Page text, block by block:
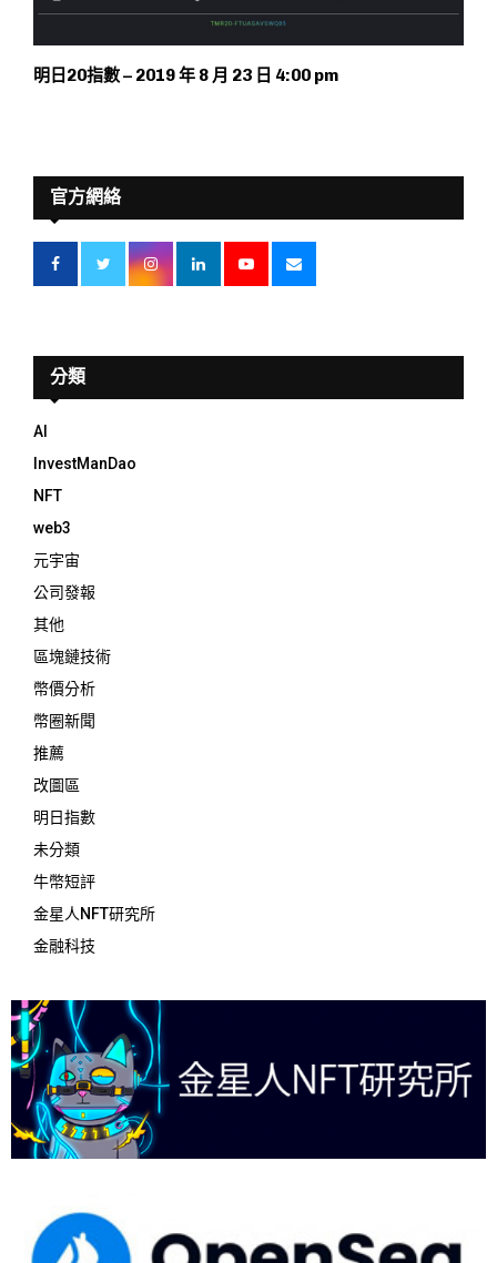
明日20指數 – 2019 年 8 月 23 日 4:00 pm
官方網絡
分類
AI
InvestManDao
NFT
web3
元宇宙
公司發報
其他
區塊鏈技術
幣價分析
幣圈新聞
推薦
改圖區
明日指數
未分類
牛幣短評
金星人NFT研究所
金融科技